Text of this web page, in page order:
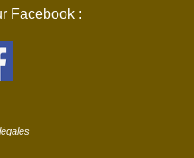
Facebook :